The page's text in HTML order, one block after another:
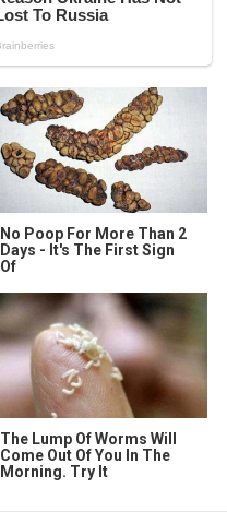
No Poop For More Than 2
Days - It's The First Sign
Of
The Lump Of Worms Will
Come Out Of You In The
Morning. Try It